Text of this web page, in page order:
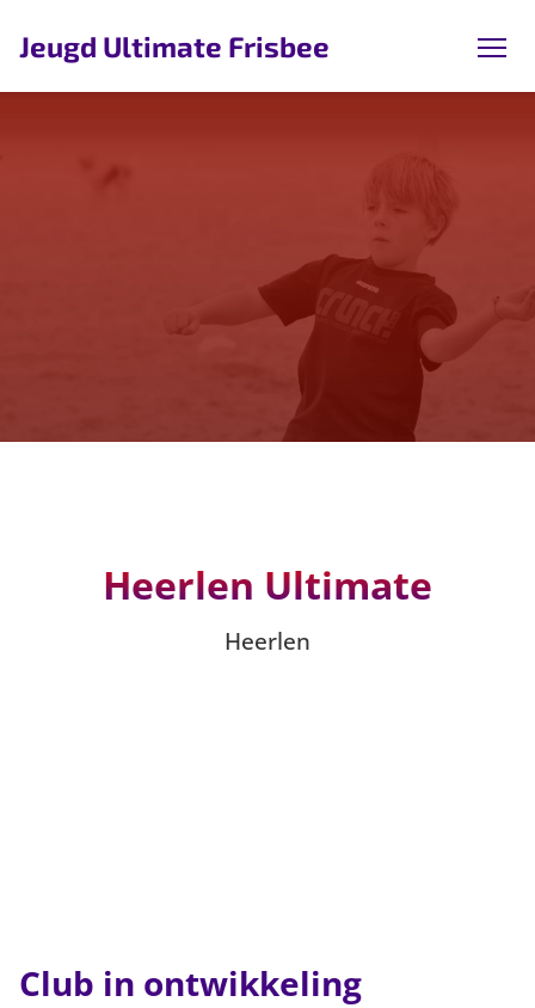
Jeugd Ultimate Frisbee
Heerlen Ultimate
Heerlen
Club in ontwikkeling